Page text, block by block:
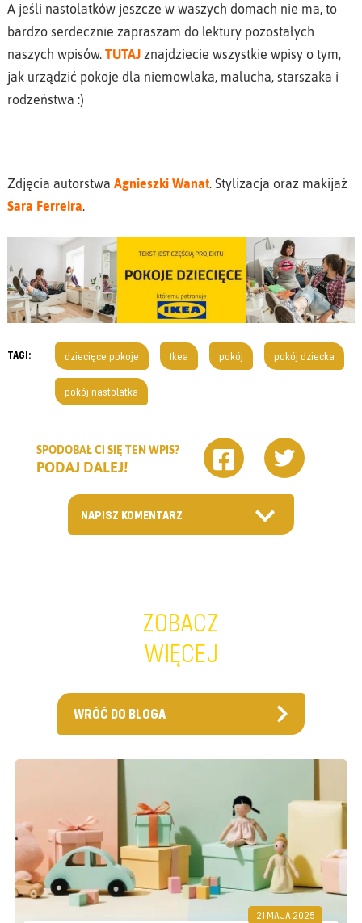
A jeśli nastolatków jeszcze w waszych domach nie ma, to
bardzo serdecznie zapraszam do lektury pozostałych
naszych wpisów. TUTAJznajdziecie wszystkie wpisy o tym,
jak urządzić pokoje dla niemowlaka, malucha, starszaka i
rodzeństwa :)
Zdjęcia autorstwa Agnieszki Wanat. Stylizacja oraz makijaż
Sara Ferreira.
TAGI: dziecięce pokoje Ikea pokój pokój dziecka
pokój nastolatka
SPODOBAŁ CI SIĘ TEN WPIS?
PODAJ DALEJ!
NAPISZ KOMENTARZ
ZOBACZ
WIĘCEJ
WRÓĆ DO BLOGA
21 MAJA 2025